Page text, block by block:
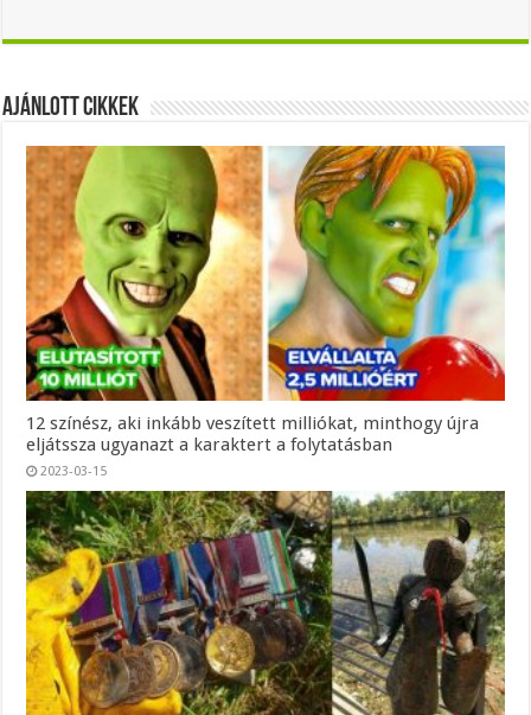
Ajánlott Cikkek
12 színész, aki inkább veszített milliókat, minthogy újra
eljátssza ugyanazt a karaktert a folytatásban
2023-03-15